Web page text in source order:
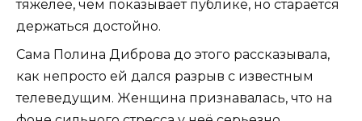
тяжелее, чем показывает публике, но старается
держаться достойно.
Сама Полина Диброва до этого рассказывала,
как непросто ей дался разрыв с известным
телеведущим. Женщина признавалась, что на